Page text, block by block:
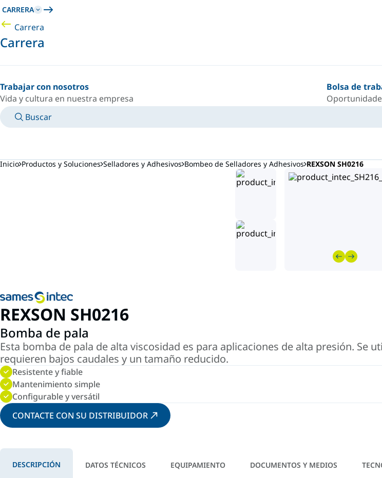
CARRERA
Carrera
Carrera
Trabajar con nosotros
Vida y cultura en nuestra empresa
Bolsa de
Buscar
Inicio Productos y Soluciones Selladores y Adhesivos Bombeo de Selladores y Adhesivos REXSON SH0216
REXSON SH0216
Bomba de pala
Esta bomba de pala de alta viscosidad es para aplicaciones de alta presión. Se
requieren bajos caudales y un tamaño reducido.
Resistente y fiable
Mantenimiento simple
Configurable y versátil
CONTACTE CON SU DISTRIBUIDOR
DESCRIPCIÓN DATOS TÉCNICOS EQUIPAMIENTO DOCUMENTOS Y MEDIOS